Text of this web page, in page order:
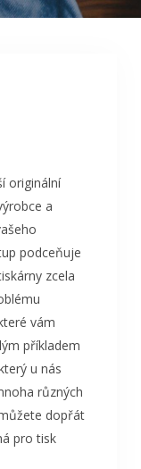
originální
a
podceňuje
zcela
vám
příkladem
u nás
různých
dopřát
pro tisk